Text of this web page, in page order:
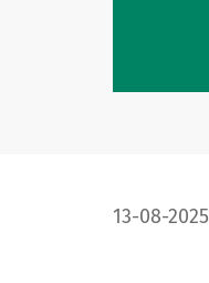
13-08-2025